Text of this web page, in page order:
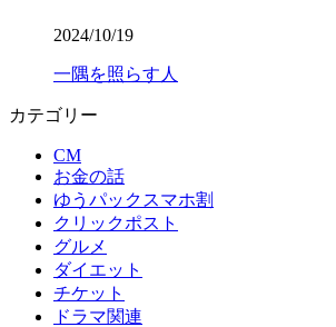
2024/10/19
一隅を照らす人
カテゴリー
CM
お金の話
ゆうパックスマホ割
クリックポスト
グルメ
ダイエット
チケット
ドラマ関連